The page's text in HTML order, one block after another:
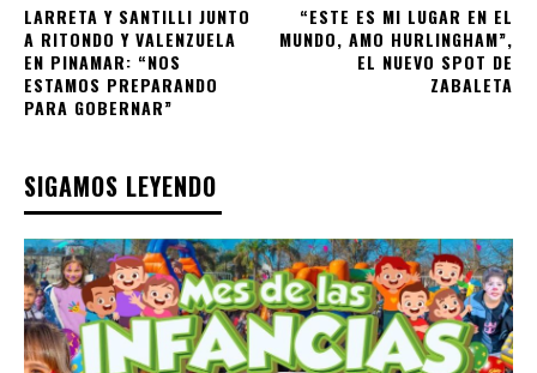
LARRETA Y SANTILLI JUNTO
A RITONDO Y VALENZUELA
EN PINAMAR: “NOS
ESTAMOS PREPARANDO
PARA GOBERNAR”
“ESTE ES MI LUGAR EN EL
MUNDO, AMO HURLINGHAM”,
EL NUEVO SPOT DE
ZABALETA
SIGAMOS LEYENDO